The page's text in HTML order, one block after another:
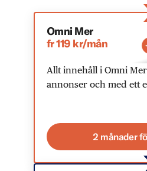
Omni Mer
fr 119 kr/mån
Allt innehåll i Omni
annonser och med ett
2 månader